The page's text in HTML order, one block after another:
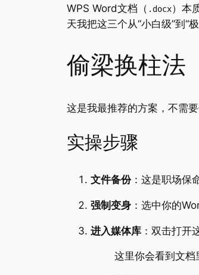
WPS Word文档（ .docx）本
天我把这三个从“小白级”到“
偷梁换柱法
这是我最推荐的方案，不需
实操步骤
文件备份：这是职场保
强制变身 ：选中你的
进入媒体库 ：双击打开
这里你会看到文